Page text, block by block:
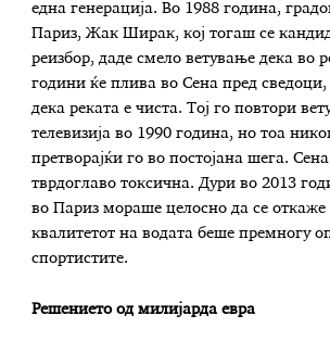
една генерација. Во 1988 година,
Париз, Жак Ширак, кој тогаш се
реизбор, даде смело ветување дека во
години ќе плива во Сена пред
дека реката е чиста. Тој го повтори
телевизија во 1990 година, но тоа
претворајќи го во постојана шега.
тврдоглаво токсична. Дури во 2013
во Париз мораше целосно да се откаже
квалитетот на водата беше премногу
спортистите.
Решението од милијарда евра